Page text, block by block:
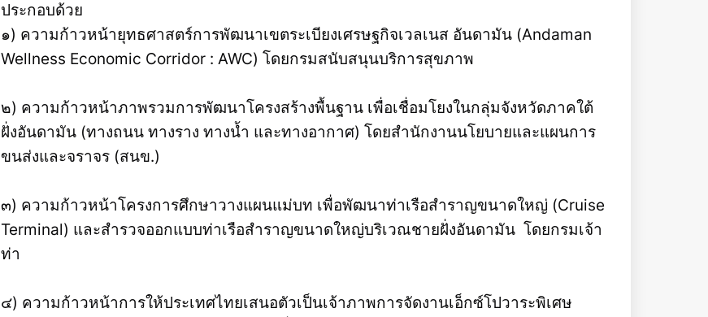
ประกอบด้วย
๑) ความก้าวหน้ายุทธศาสตร์การพัฒนาเขตระเบียงเศรษฐกิจเวลเนส อันดามัน (Andaman
Wellness Economic Corridor : AWC) โดยกรมสนับสนุนบริการสุขภาพ
๒) ความก้าวหน้าภาพรวมการพัฒนาโครงสร้างพื้นฐาน เพื่อเชื่อมโยงในกลุ่มจังหวัดภาคใต้
ฝั่งอันดามัน (ทางถนน ทางราง ทางน้ำ และทางอากาศ) โดยสำนักงานนโยบายและแผนการ
ขนส่งและจราจร (สนข.)
๓) ความก้าวหน้าโครงการศึกษาวางแผนแม่บท เพื่อพัฒนาท่าเรือสำราญขนาดใหญ่ (Cruise
Terminal) และสำรวจออกแบบท่าเรือสำราญขนาดใหญ่บริเวณชายฝั่งอันดามัน โดยกรมเจ้า
ท่า
๔) ความก้าวหน้าการให้ประเทศไทยเสนอตัวเป็นเจ้าภาพการจัดงานเอ็กซ์โปวาระพิเศษ